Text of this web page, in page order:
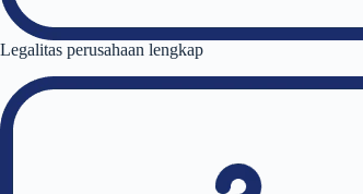
Legalitas perusahaan lengkap